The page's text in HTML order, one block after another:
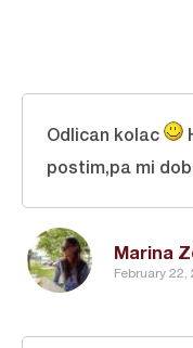
Marina
February 22,
Odlican kolac
postim,pa mi